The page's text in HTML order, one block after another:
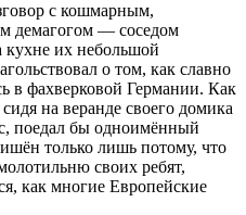
с кошмарным,
демагогом — соседом
их небольшой
о том, как славно
в фахверковой Германии. Как
на веранде своего домика
поедал бы одноимённый
только лишь потому, что
своих ребят,
как многие Европейские